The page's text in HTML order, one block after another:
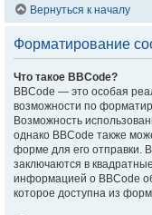
Вернуться к началу
Форматирование
Что такое BBCode?
BBCode — это особая
возможности по
Возможность
однако BBCode также
форме для его отправки.
заключаются в
информацией о BBCode
которое доступна из